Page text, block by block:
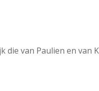
die van Paulien en van